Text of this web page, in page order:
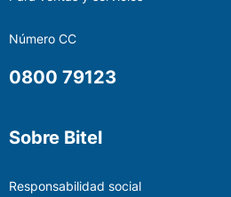
Número CC
0800 79123
Sobre Bitel
Responsabilidad social